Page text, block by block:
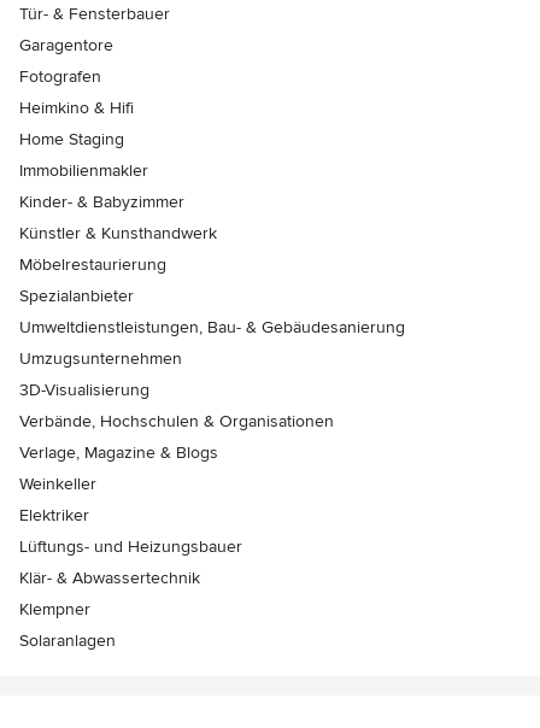
Tür- & Fensterbauer
Garagentore
Fotografen
Heimkino & Hifi
Home Staging
Immobilienmakler
Kinder- & Babyzimmer
Künstler & Kunsthandwerk
Möbelrestaurierung
Spezialanbieter
Umweltdienstleistungen, Bau- & Gebäudesanierung
Umzugsunternehmen
3D-Visualisierung
Verbände, Hochschulen & Organisationen
Verlage, Magazine & Blogs
Weinkeller
Elektriker
Lüftungs- und Heizungsbauer
Klär- & Abwassertechnik
Klempner
Solaranlagen